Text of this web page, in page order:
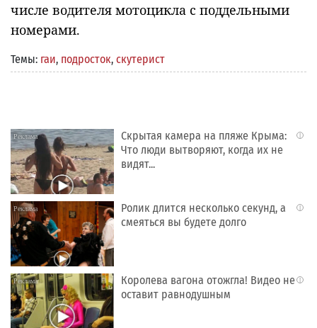
числе водителя мотоцикла с поддельными
номерами.
Темы: гаи, подросток, скутерист
i
Скрытая камера на пляже Крыма:
Что люди вытворяют, когда их не
видят...
i
Ролик длится несколько секунд, а
смеяться вы будете долго
i
Королева вагона отожгла! Видео не
оставит равнодушным